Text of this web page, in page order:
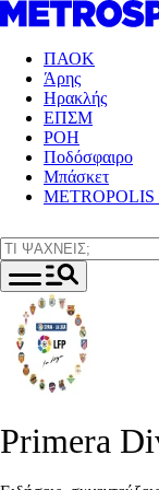
ΠΑΟΚ
Άρης
Ηρακλής
ΕΠΣΜ
ΡΟΗ
Ποδόσφαιρο
Μπάσκετ
METROPOLIS
Primera